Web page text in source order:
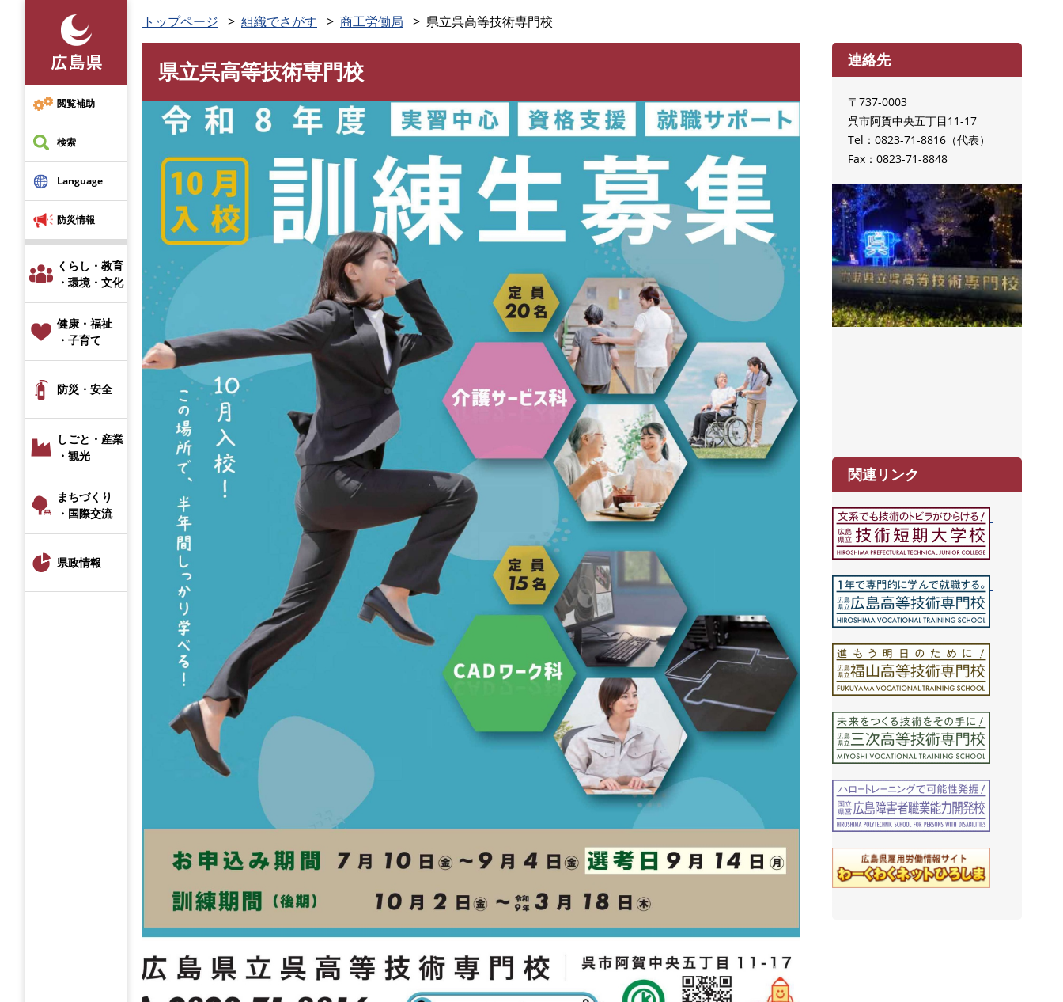
先
頭
で
す
。
閲覧補助
検索
Language
防災情報
くらし・教育
・環境・文化
健康・福祉
・子育て
防災・安全
しごと・産業
・観光
まちづくり
・国際交流
県政情報
トップページ 組織でさがす 商工労働局 県立呉高等技術専門校
県立呉高等技術専門校 連絡先
〒737-0003
呉市阿賀中央五丁目11-17
Tel：0823-71-8816
代表
Fax：0823-71-8848
関連リンク